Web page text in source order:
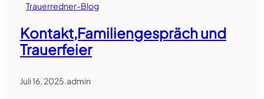
Trauerredner-Blog
Kontakt,Familiengespräch und
Trauerfeier
Juli 16, 2025.admin